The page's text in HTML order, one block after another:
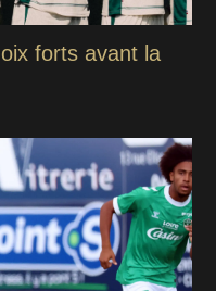
forts avant la